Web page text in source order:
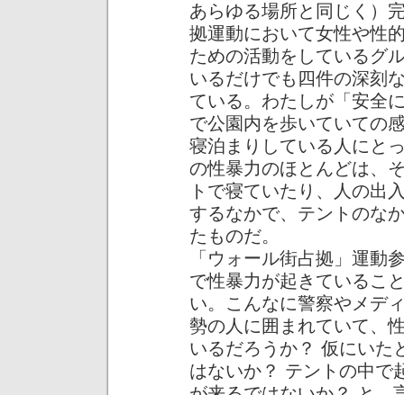
あらゆる場所と同じく）
拠運動において女性や性
ための活動をしているグ
いるだけでも四件の深刻
ている。わたしが「安全
で公園内を歩いていての
寝泊まりしている人にと
の性暴力のほとんどは、
トで寝ていたり、人の出
するなかで、テントのな
たものだ。
「ウォール街占拠」運動
で性暴力が起きているこ
い。こんなに警察やメデ
勢の人に囲まれていて、
いるだろうか？ 仮にいた
はないか？ テントの中で